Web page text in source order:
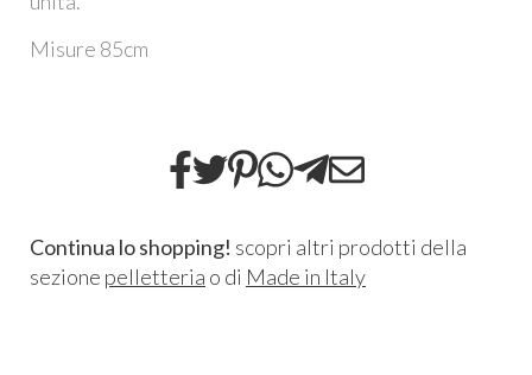
Misure 85cm
Continua lo shopping! scopri altri prodotti della
sezione pelletteria o di Made in Italy